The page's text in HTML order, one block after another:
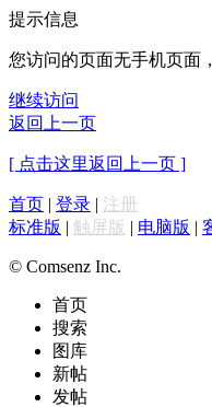
提示信息
您访问的页面无手机页面
继续访问
返回上一页
[ 点击这里返回上一页 ]
首页 | 登录 | 注册
标准版 | 触屏版 | 电脑版 |
© Comsenz Inc.
首页
搜索
图库
新帖
发帖